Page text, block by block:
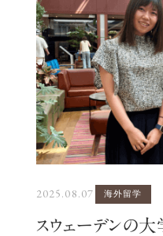
2025.08.07 海外留学
スウェーデンの